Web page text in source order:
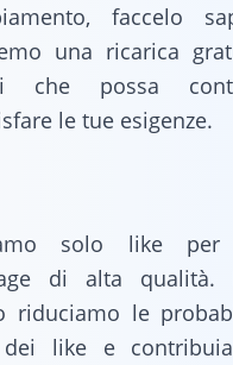
faccelo
una ricarica
che possa
le tue esigenze.
solo like per
di alta qualità.
riduciamo le
like e